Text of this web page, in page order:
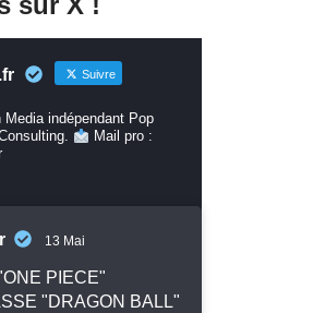
Suivre
Media indépendant Pop
Mail pro :
13 Mai
PIECE"
"DRAGON BALL"